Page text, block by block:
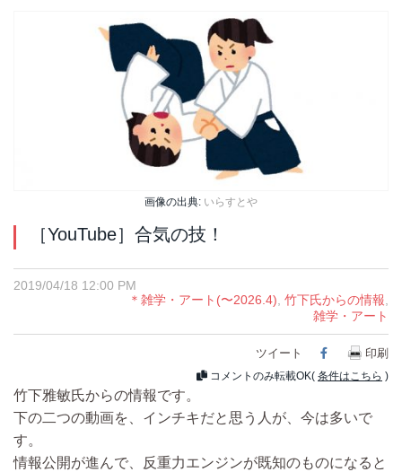
画像の出典: いらすとや
［YouTube］合気の技！
2019/04/18 12:00 PM
＊雑学・アート(〜2026.4), 竹下氏からの情報,
雑学・アート
ツイート Facebook
印刷
コメントのみ転載OK( 条件はこちら )
竹下雅敏氏からの情報です。
下の二つの動画を、インチキだと思う人が、今は多いで
す。
情報公開が進んで、反重力エンジンが既知のものになると